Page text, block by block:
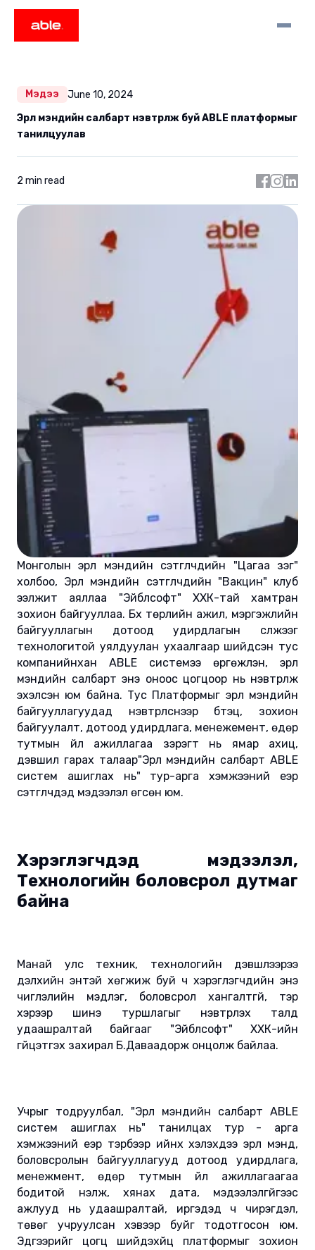
Мэдээ
June 10, 2024
Эрүүл мэндийн салбарт нэвтрүүлж буй ABLE платформыг
танилцуулав
2 min read
Монголын эрүүл мэндийн сэтгүүлчдийн "Цагаа үзэг"
холбоо, Эрүүл мэндийн сэтгүүлчдийн "Вакцин" клуб
ээлжит аяллаа "Эйблсофт" ХХК-тай хамтран
зохион байгууллаа. Бүх төрлийн ажил, мэргэжлийн
байгууллагын дотоод удирдлагын сүлжээг
технологитой уялдуулан ухаалгаар шийдсэн тус
компанийнхан ABLE системээ өргөжүүлэн, эрүүл
мэндийн салбарт энэ оноос цогцоор нь нэвтрүүлж
эхэлсэн юм байна. Тус Платформыг эрүүл мэндийн
байгууллагуудад нэвтрүүлснээр бүтэц, зохион
байгуулалт, дотоод удирдлага, менежемент, өдөр
тутмын үйл ажиллагаа зэрэгт нь ямар ахиц,
дэвшил гарах талаар"Эрүүл мэндийн салбарт ABLE
систем ашиглах нь" тур-арга хэмжээний үеэр
сэтгүүлчдэд мэдээлэл өгсөн юм.
Хэрэглэгчдэд мэдээлэл,
Технологийн боловсрол дутмаг
байна
Манай улс техник, технологийн дэвшлээрээ
дэлхийн энтэй хөгжиж буй ч хэрэглэгчдийн энэ
чиглэлийн мэдлэг, боловсрол хангалтгүй, тэр
хэрээр шинэ туршлагыг нэвтрүүлэх талд
удаашралтай байгааг "Эйблсофт" ХХК-ийн
гүйцэтгэх захирал Б.Даваадорж онцолж байлаа.
Учрыг тодруулбал, "Эрүүл мэндийн салбарт ABLE
систем ашиглах нь" танилцах тур - арга
хэмжээний үеэр тэрбээр ийнхүү хэлэхдээ эрүүл мэнд,
боловсролын байгууллагууд дотоод удирдлага,
менежмент, өдөр тутмын үйл ажиллагаагаа
бодитой үнэлж, хянах дата, мэдээлэлгүйгээс
ажлууд нь удаашралтай, иргэдэд ч чирэгдэл,
төвөг учруулсан хэвээр буйг тодотгосон юм.
Эдгээрийг цогц шийдэхүйц платформыг зохион